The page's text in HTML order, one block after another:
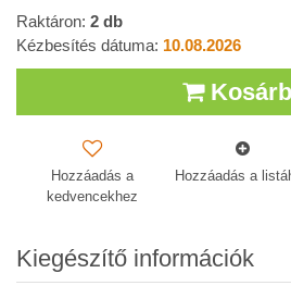
Raktáron: 2 db
Kézbesítés dátuma: 10.08.2026
Hozzáadás a
kedvencekhez
Hozzáadás a
Kiegészítő információk